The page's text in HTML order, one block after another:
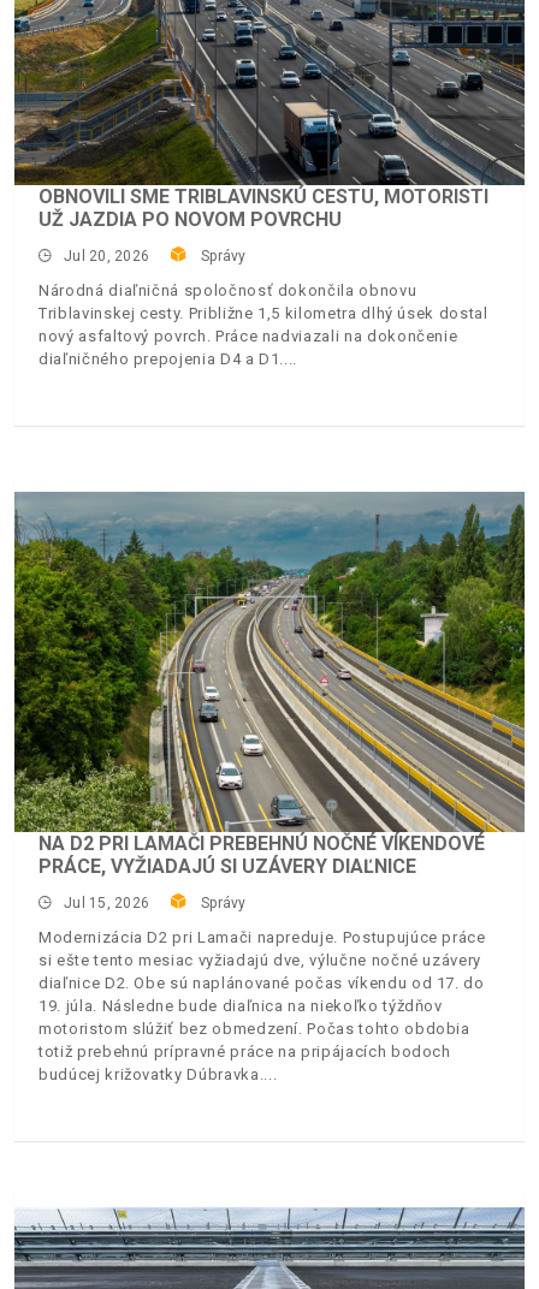
OBNOVILI SME TRIBLAVINSKÚ CESTU, MOTORISTI
UŽ JAZDIA PO NOVOM POVRCHU
Jul 20, 2026 Správy
Národná diaľničná spoločnosť dokončila obnovu
Triblavinskej cesty. Približne 1,5 kilometra dlhý úsek dostal
nový asfaltový povrch. Práce nadviazali na dokončenie
diaľničného prepojenia D4 a D1.
NA D2 PRI LAMAČI PREBEHNÚ NOČNÉ VÍKENDOVÉ
PRÁCE, VYŽIADAJÚ SI UZÁVERY DIAĽNICE
Jul 15, 2026 Správy
Modernizácia D2 pri Lamači napreduje. Postupujúce práce
si ešte tento mesiac vyžiadajú dve, výlučne nočné uzávery
diaľnice D2. Obe sú naplánované počas víkendu od 17. do
19. júla. Následne bude diaľnica na niekoľko týždňov
motoristom slúžiť bez obmedzení. Počas tohto obdobia
totiž prebehnú prípravné práce na pripájacích bodoch
budúcej križovatky Dúbravka.